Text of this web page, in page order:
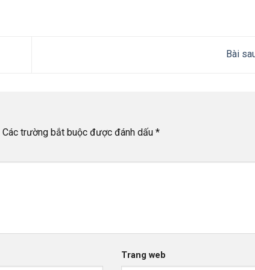
Bài
Các trường bắt buộc được đánh dấu *
Trang web